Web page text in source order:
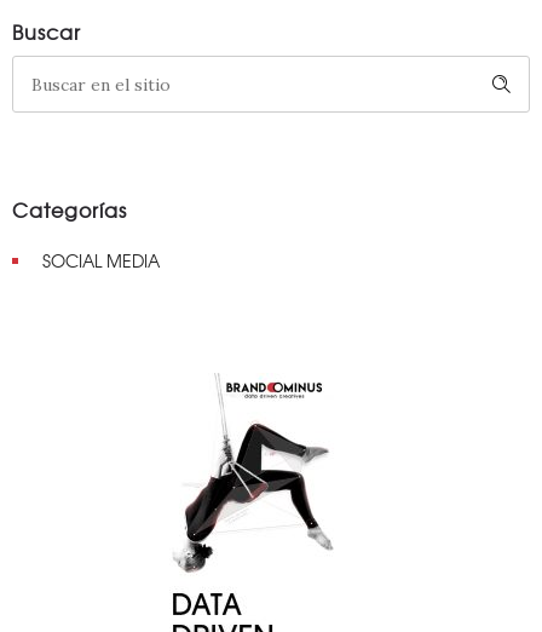
Buscar
Categorías
SOCIAL MEDIA